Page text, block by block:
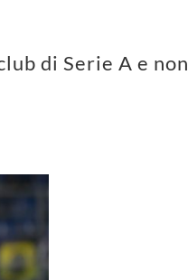
di Serie A e non